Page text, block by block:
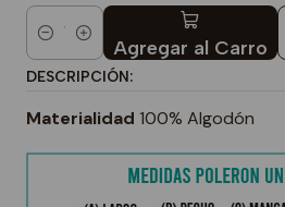
Cantidad Agregar al Carro
DESCRIPCIÓN:
Materialidad 100% Algodón